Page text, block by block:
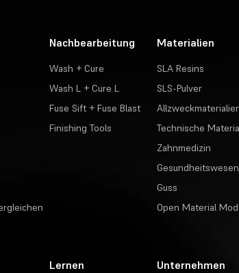
Nachbearbeitung
Wash + Cure
Wash L + Cure L
Fuse Sift + Fuse Blast
Finishing Tools
Materialien
SLA Resins
SLS-Pulver
Technische
Zahnmedizin
Gesundheitswesen
Guss
Open Material
Lernen Unternehmen